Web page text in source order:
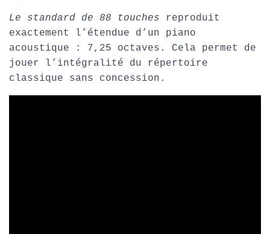
Le standard de 88 touches reproduit
exactement l’étendue d’un piano
acoustique : 7,25 octaves. Cela permet de
jouer l’intégralité du répertoire
classique sans concession.